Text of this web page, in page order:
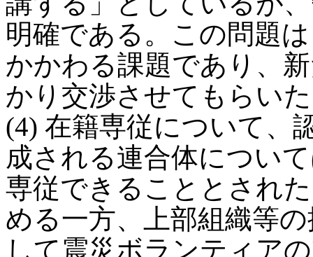
明確である。この問題
かかわる課題であり、
かり交渉させてもらい
(4) 在籍専従について、
成される連合体につい
専従できることとされ
める一方、上部組織等
して震災ボランティア